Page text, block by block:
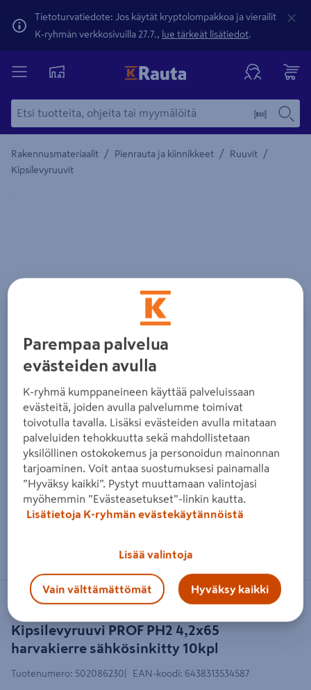
Tietoturvatiedote: Jos käytät kryptolompakkoa ja vierailit
K-ryhmän verkkosivuilla 27.7., lue tärkeät lisätiedot.
Rakennusmateriaalit / Pienrauta ja kiinnikkeet / Ruuvit /
Kipsilevyruuvit
Yksityiskohtainen kuvaus löytyy Tuotteen kuvaus -
Kipsilevyruuvi PROF PH2 4,2x65
harvakierre sähkösinkitty 10kpl
Tuotenumero: 502086230 EAN-koodi: 6438313534587
Parempaa palvelua
evästeiden avulla
K-ryhmä kumppaneineen käyttää palveluissaan
evästeitä, joiden avulla palvelumme toimivat
toivotulla tavalla. Lisäksi evästeiden avulla mitataan
palveluiden tehokkuutta sekä mahdollistetaan
yksilöllinen ostokokemus ja personoidun mainonnan
tarjoaminen. Voit antaa suostumuksesi painamalla
”Hyväksy kaikki”. Pystyt muuttamaan valintojasi
myöhemmin ”Evästeasetukset”-linkin kautta.
Lisätietoja K-ryhmän evästekäytännöistä
Lisää valintoja
Vain välttämättömät Hyväksy kaikki